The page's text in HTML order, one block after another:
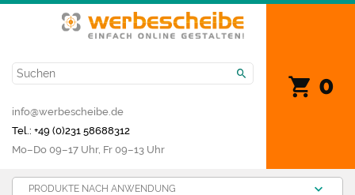
0
info@werbescheibe.de
Tel.: +49 (0)231 58688312
Mo­–Do 09–17 Uhr, Fr 09–13 Uhr
PRODUKTE NACH ANWENDUNG